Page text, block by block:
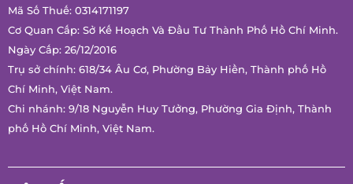
Mã Số Thuế: 0314171197
Cơ Quan Cấp: Sở Kế Hoạch Và Đầu Tư Thành Phố Hồ Chí
Minh.
Ngày Cấp: 26/12/2016
Trụ sở chính: 618/34 Âu Cơ, Phường Bảy Hiền, Thành phố Hồ
Chí Minh, Việt Nam.
Chi nhánh: 9/18 Nguyễn Huy Tưởng, Phường Gia Định, Thành